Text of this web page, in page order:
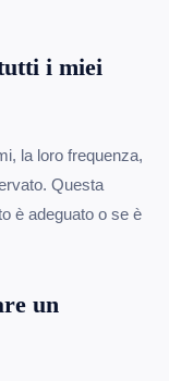
i miei
la loro frequenza,
Questa
è adeguato o se è
un